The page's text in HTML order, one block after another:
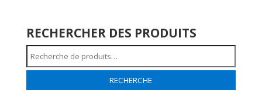
RECHERCHER DES PRODUITS
Recherche
pour :
RECHERCHE